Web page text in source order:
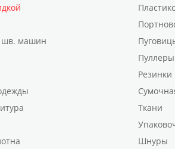
шв. машин
Резинки
Ткани
Шнуры